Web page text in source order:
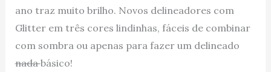
ano traz muito brilho. Novos delineadores com
Glitter em três cores lindinhas, fáceis de combinar
com sombra ou apenas para fazer um delineado
nadabásico!